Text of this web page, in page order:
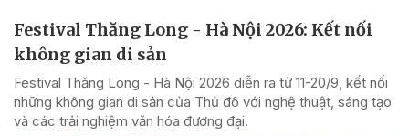
Festival Thăng Long - Hà Nội 2026: Kết nối
không gian di sản
Festival Thăng Long - Hà Nội 2026 diễn ra từ 11-20/9, kết nối
những không gian di sản của Thủ đô với nghệ thuật, sáng tạo
và các trải nghiệm văn hóa đương đại.